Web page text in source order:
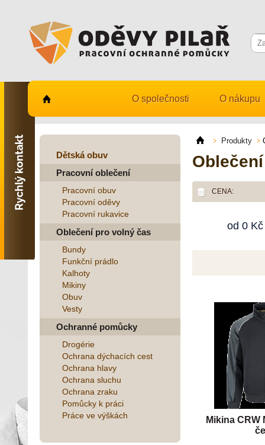
O společnosti O nákupu
Dětská obuv
Pracovní oblečení
Pracovní obuv
Pracovní oděvy
Pracovní rukavice
Oblečení pro volný čas
Bundy
Funkční prádlo
Kalhoty
Mikiny
Obuv
Vesty
Ochranné pomůcky
Drogérie
Ochrana dýchacích cest
Ochrana hlavy
Ochrana sluchu
Ochrana zraku
Pomůcky k práci
Práce ve výškách
Produkty
CENA:
od 0 Kč
Mikina CRW
Kontaktujte nás
731 482 530
info@odevy-pilar.cz
Provozovna:
Hradec Králové
Provozovna:
Hradec Králové